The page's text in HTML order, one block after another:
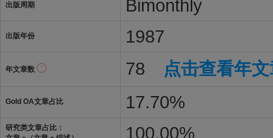
出版周期 Bimonthly
出版年份 1987
年文章数 78 点击查看年
Gold OA文章占比 17.70%
研究类文章占比：
100.00%